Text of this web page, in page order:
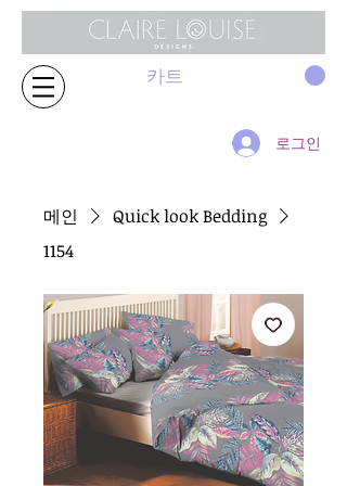
카트
로그인
메인
Quick look Bedding
1154